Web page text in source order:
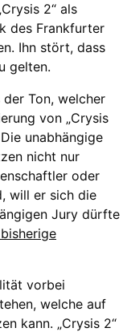
2“ als
des Frankfurter
Ihn stört, dass
gelten.
Ton, welcher
von „Crysis
unabhängige
nicht nur
oder
will er sich die
Jury dürfte
vorbei
welche auf
kann. „Crysis 2“